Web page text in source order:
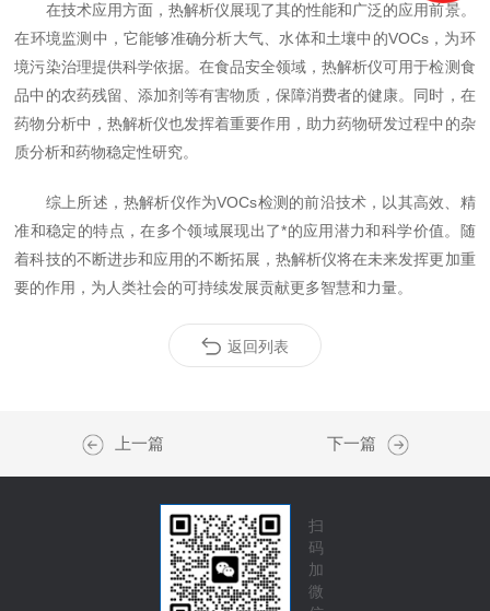
在技术应用方面，热解析仪展现了其的性能和广泛的应用前景。
在环境监测中，它能够准确分析大气、水体和土壤中的VOCs，为环
境污染治理提供科学依据。在食品安全领域，热解析仪可用于检测食
品中的农药残留、添加剂等有害物质，保障消费者的健康。同时，在
药物分析中，热解析仪也发挥着重要作用，助力药物研发过程中的杂
质分析和药物稳定性研究。
综上所述，热解析仪作为VOCs检测的前沿技术，以其高效、精
准和稳定的特点，在多个领域展现出了*的应用潜力和科学价值。随
着科技的不断进步和应用的不断拓展，热解析仪将在未来发挥更加重
要的作用，为人类社会的可持续发展贡献更多智慧和力量。
返回列表
上一篇 下一篇
扫
码
加
微